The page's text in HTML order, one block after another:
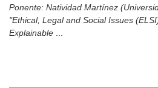
Ponente: Natividad Martínez
"Ethical, Legal and Social Issues
Explainable